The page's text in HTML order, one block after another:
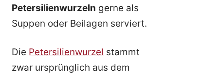
Petersilienwurzeln gerne als
Suppen oder Beilagen serviert.
Die Petersilienwurzel stammt
zwar ursprünglich aus dem